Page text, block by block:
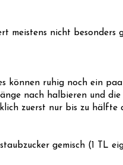
meistens nicht besonders
können ruhig noch ein
nach halbieren und
zuerst nur bis zu
gemisch (1 TL